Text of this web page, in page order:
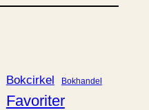
Bokcirkel Bokhandel
Favoriter